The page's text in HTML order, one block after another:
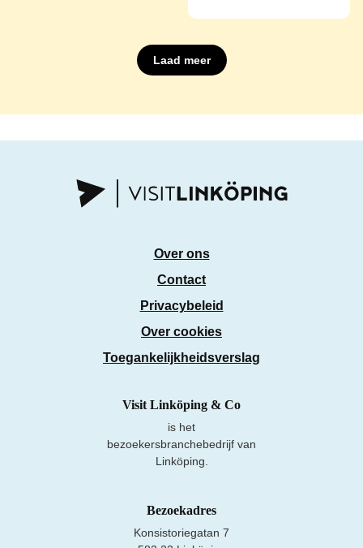
Laad meer
Over ons
Contact
Privacybeleid
Over cookies
Toegankelijkheidsverslag
Visit Linköping & Co
is het
bezoekersbranchebedrijf van
Linköping.
Bezoekadres
Konsistoriegatan 7